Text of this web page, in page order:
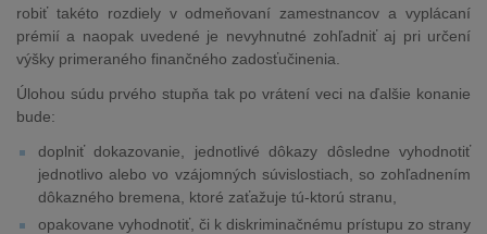
robiť takéto rozdiely v odmeňovaní zamestnancov a vyplácaní
prémií a naopak uvedené je nevyhnutné zohľadniť aj pri určení
výšky primeraného finančného zadosťučinenia.
Úlohou súdu prvého stupňa tak po vrátení veci na ďalšie konanie
bude:
doplniť dokazovanie, jednotlivé dôkazy dôsledne vyhodnotiť
jednotlivo alebo vo vzájomných súvislostiach, so zohľadnením
dôkazného bremena, ktoré zaťažuje tú-ktorú stranu,
opakovane vyhodnotiť, či k diskriminačnému prístupu zo strany